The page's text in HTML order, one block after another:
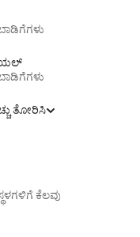
ತೋರಿಸಿ
ಕೆಲವು